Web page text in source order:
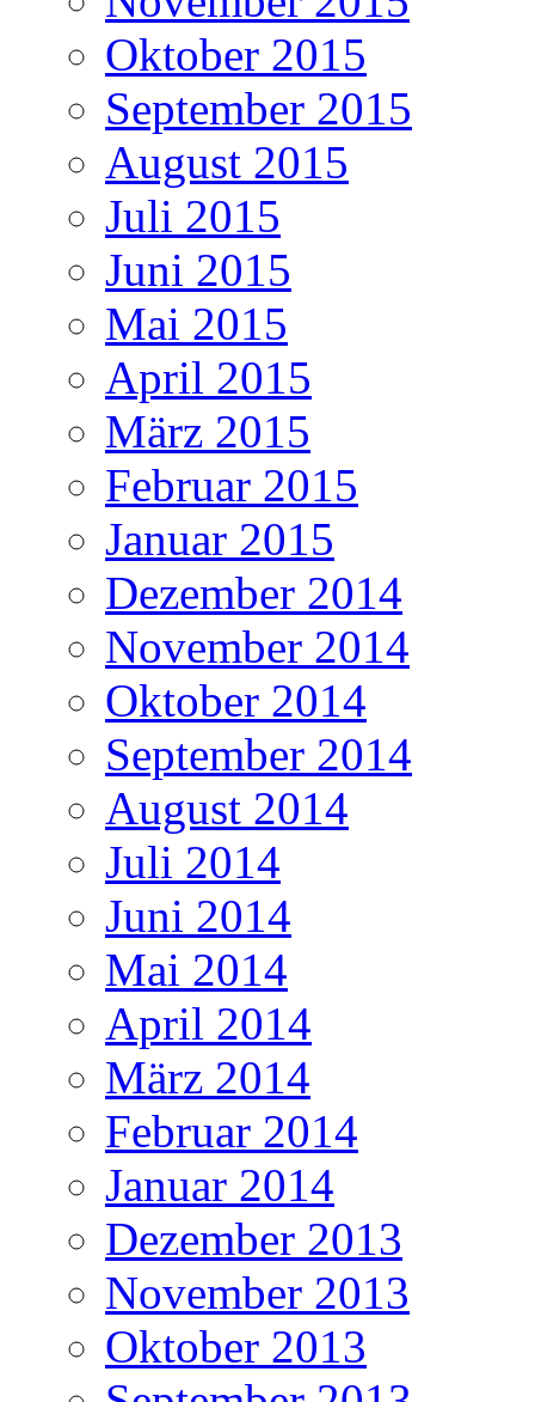
Oktober 2015
September 2015
August 2015
Juli 2015
Juni 2015
Mai 2015
April 2015
März 2015
Februar 2015
Januar 2015
Dezember 2014
November 2014
Oktober 2014
September 2014
August 2014
Juli 2014
Juni 2014
Mai 2014
April 2014
März 2014
Februar 2014
Januar 2014
Dezember 2013
November 2013
Oktober 2013